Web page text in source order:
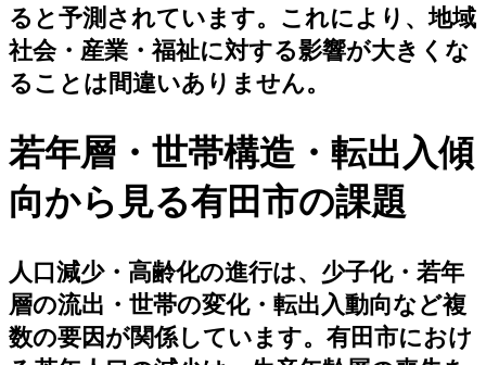
ると予測されています。これにより、地域
社会・産業・福祉に対する影響が大きくな
ることは間違いありません。
若年層・世帯構造・転出入傾
向から見る有田市の課題
人口減少・高齢化の進行は、少子化・若年
層の流出・世帯の変化・転出入動向など複
数の要因が関係しています。有田市におけ